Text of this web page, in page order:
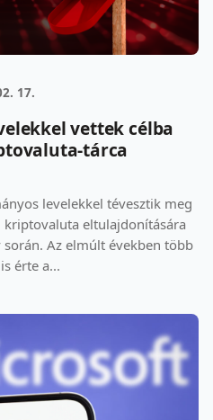
17.
vettek célba
tárca
levelekkel tévesztik meg
kriptovaluta eltulajdonítására
Az elmúlt években több
érte a...